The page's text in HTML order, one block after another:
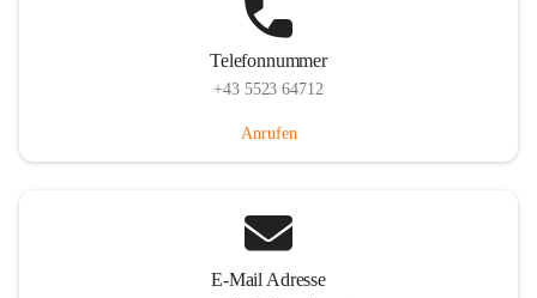
Telefonnummer
+43 5523 64712
Anrufen
E-Mail Adresse